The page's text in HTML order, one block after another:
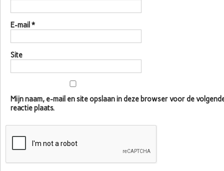
E-mail *
Site
Mijn naam, e-mail en site opslaan in deze browser voor de
reactie plaats.